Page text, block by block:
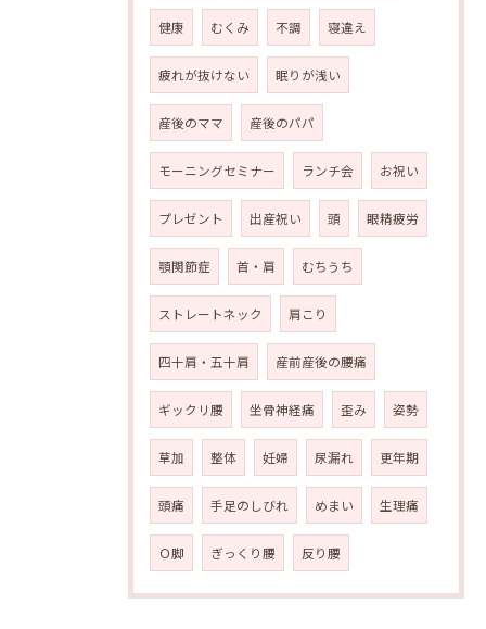
健康 むくみ 不調 寝違え
疲れが抜けない 眠りが浅い
産後のママ 産後のパパ
モーニングセミナー ランチ会 お祝い
プレゼント 出産祝い 頭 眼精疲労
顎関節症 首・肩 むちうち
ストレートネック 肩こり
四十肩・五十肩 産前産後の腰痛
ギックリ腰 坐骨神経痛 歪み 姿勢
草加 整体 妊婦 尿漏れ 更年期
頭痛 手足のしびれ めまい 生理痛
Ｏ脚 ぎっくり腰 反り腰